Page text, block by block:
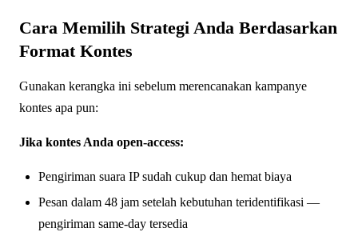
Cara Memilih Strategi Anda Berdasarkan
Format Kontes
Gunakan kerangka ini sebelum merencanakan kampanye
kontes apa pun:
Jika kontes Anda open-access:
Pengiriman suara IP sudah cukup dan hemat biaya
Pesan dalam 48 jam setelah kebutuhan teridentifikasi —
pengiriman same-day tersedia